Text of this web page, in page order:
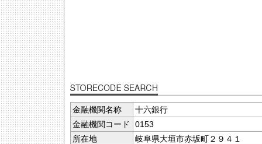
金融機関名称
十六銀行
金融機関コード
0153
所在地
岐阜県大垣市赤坂町２９４１